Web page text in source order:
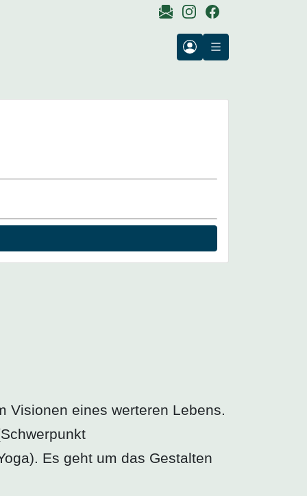
Visionen eines werteren Lebens.
Es geht um das Gestalten